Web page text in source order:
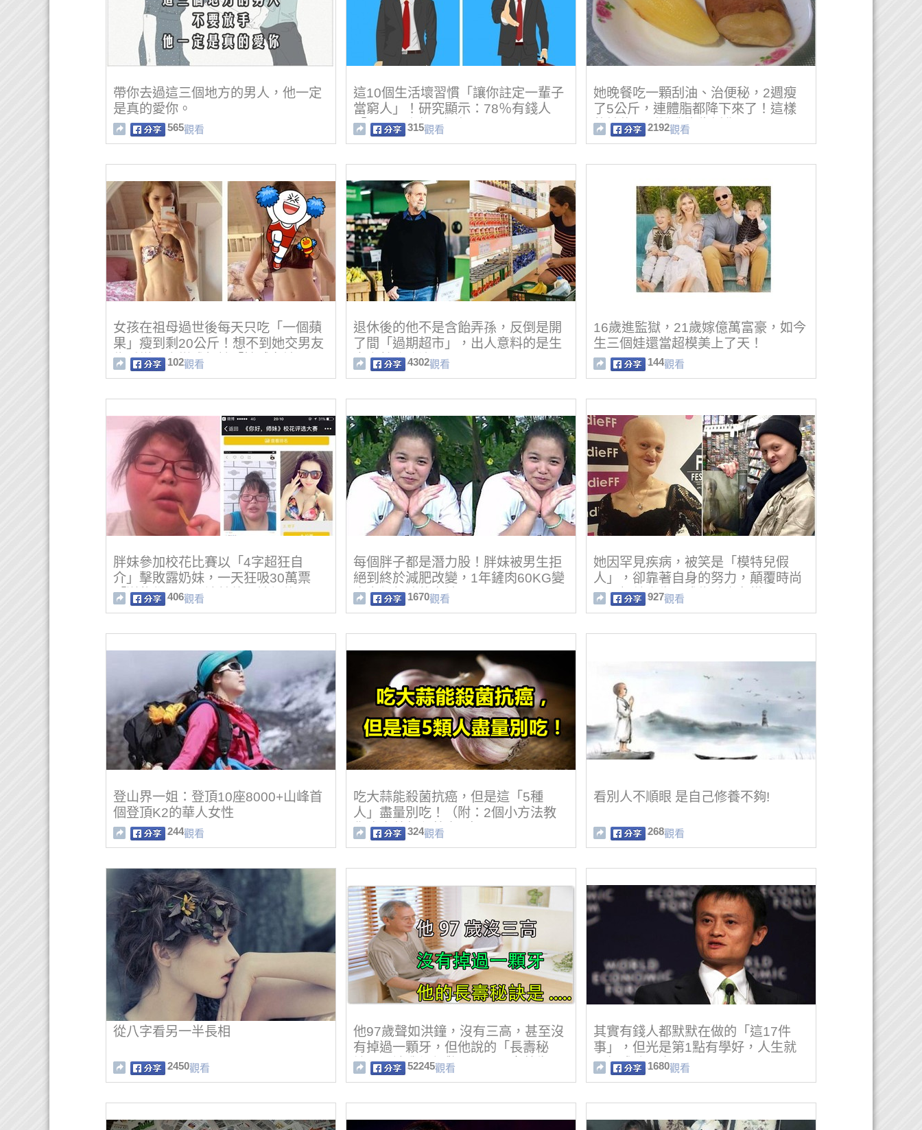
帶你去過這三個地方的男人，他一定
是真的愛你。
565觀看
這10個生活壞習慣「讓你註定一輩子
當窮人」！研究顯示：78％有錢人
「一天只上網1小時」！
315觀看
她晚餐吃一顆刮油、治便秘，2週瘦
了5公斤，連體脂都降下來了！這樣
的神物，別說我沒告訴你！
2192觀看
女孩在祖母過世後每天只吃「一個蘋
果」瘦到剩20公斤！想不到她交男友
為愛增肥竟變成超辣「性感女神」
啦！
102觀看
退休後的他不是含飴弄孫，反倒是開
了間「過期超市」，出人意料的是生
意竟然強強滾！
4302觀看
16歲進監獄，21歲嫁億萬富豪，如今
生三個娃還當超模美上了天！
144觀看
胖妹參加校花比賽以「4字超狂自
介」擊敗露奶妹，一天狂吸30萬票
「逆襲得冠軍」讓其他正妹都傻眼！
406觀看
每個胖子都是潛力股！胖妹被男生拒
絕到終於減肥改變，1年鏟肉60KG變
大家都想追的女神！
1670觀看
她因罕見疾病，被笑是「模特兒假
人」，卻靠著自身的努力，顛覆時尚
圈，扭轉人生，成為時尚名模！
927觀看
登山界一姐：登頂10座8000+山峰首
個登頂K2的華人女性
244觀看
吃大蒜能殺菌抗癌，但是這「5種
人」盡量別吃！（附：2個小方法教
你吃大蒜保留蒜素！）
324觀看
看別人不順眼 是自己修養不夠!
268觀看
從八字看另一半長相
2450觀看
他97歲聲如洪鐘，沒有三高，甚至沒
有掉過一顆牙，但他說的「長壽秘
訣」卻讓我們都驚呆了，原來養生可
以那麼簡單...
52245觀看
其實有錢人都默默在做的「這17件
事」，但光是第1點有學好，人生就
已經成功一半了…
1680觀看